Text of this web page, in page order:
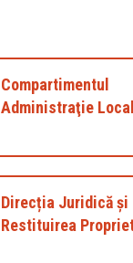
Compartimentul
Administraţie
Direcția Juridică și
Restituirea